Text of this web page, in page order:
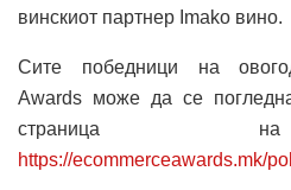
винскиот партнер Imako вино.
Сите победници на
Awards може да се
страница
https://ecommerceawards.mk/